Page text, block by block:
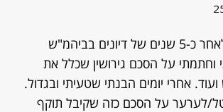
2 שאלות:1. לאחר כ-5 שנים של דיונים בביהמ"ש
וחתמתי על הסכם גירושין שכלל את
אחרי יומים הבנתי שטעיתי ובגדול.
לערער על הסכם כזה שקיבל תוקף